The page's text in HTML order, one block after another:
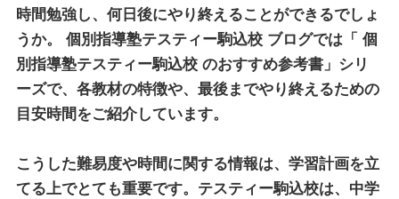
時間勉強し、何日後にやり終えることができるでしょ
うか。 個別指導塾テスティー駒込校ブログでは「 個
別指導塾テスティー駒込校のおすすめ参考書」シリ
ーズで、各教材の特徴や、最後までやり終えるための
目安時間をご紹介しています。
こうした難易度や時間に関する情報は、学習計画を立
てる上でとても重要です。テスティー駒込校は、中学